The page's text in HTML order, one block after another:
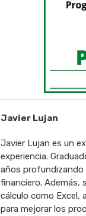
Javier Lujan
Javier Lujan es un
experiencia.
años profundizando
financiero. Además,
cálculo como Excel,
para mejorar los